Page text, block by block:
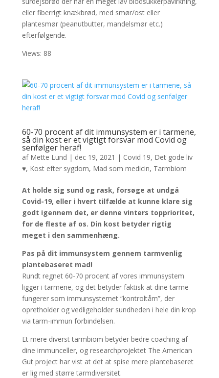
eller fiberrigt knækbrød, med smør/ost eller
plantesmør (peanutbutter, mandelsmør etc.)
efterfølgende.
Views: 88
60-70 procent af dit immunsystem er i tarmene,
så din kost er et vigtigt forsvar mod Covid og
senfølger heraf!
af Mette Lund | dec 19, 2021 | Covid 19, Det gode liv
♥, Kost efter sygdom, Mad som medicin, Tarmbiom
At holde sig sund og rask, forsøge at undgå
Covid-19, eller i hvert tilfælde at kunne klare sig
godt igennem det, er denne vinters topprioritet,
for de fleste af os. Din kost betyder rigtig
meget i den sammenhæng.
Pas på dit immunsystem gennem tarmvenlig
plantebaseret mad!
Rundt regnet 60-70 procent af vores immunsystem
ligger i tarmene, og det betyder faktisk at dine tarme
fungerer som immunsystemet “kontroltårn”, der
opretholder og vedligeholder sundheden i hele din krop
via tarm-immun forbindelsen.
Et mere diverst tarmbiom betyder bedre coaching af
dine immunceller, og researchprojektet The American
Gut project har vist at det at spise mere plantebaseret
er lig med større tarmdiversitet.